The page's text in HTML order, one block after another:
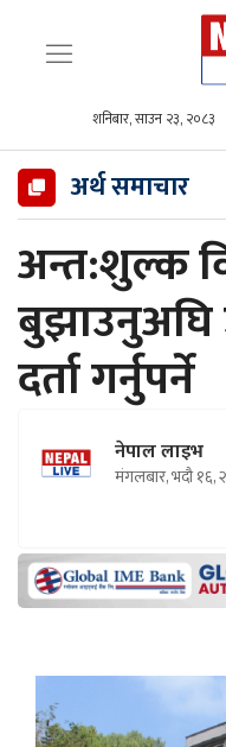
शनिबार, साउन २३, २०८३
अर्थ समाचार
अन्त:शुल्क
बुझाउनुअघि
दर्ता गर्नुपर्ने
नेपाल लाइभ
मंगलबार, भदौ १६,